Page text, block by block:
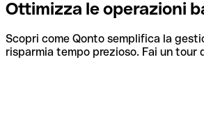
Ottimizza le operazioni
Scopri come Qonto semplifica la
risparmia tempo prezioso. Fai un tour